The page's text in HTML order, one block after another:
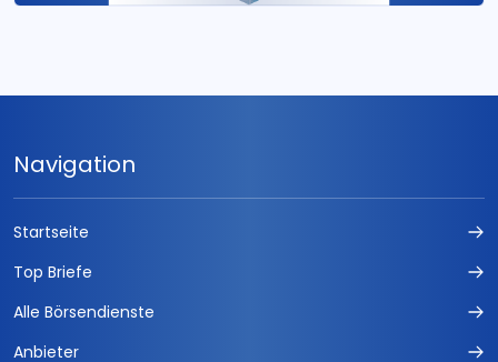
Navigation
Startseite
Top Briefe
Alle Börsendienste
Anbieter